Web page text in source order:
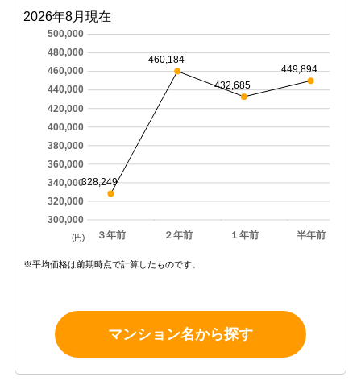
2026年8月現在
３年前 ２年前 １年前 半年前
300,000
320,000
340,000
360,000
380,000
400,000
420,000
440,000
460,000
480,000
500,000
328,249
460,184
432,685
449,894
(円)
※平均価格は前期時点で計算したものです。
マンション名から探す